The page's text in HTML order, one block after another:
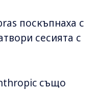
поскъпнаха с
сесията с
също